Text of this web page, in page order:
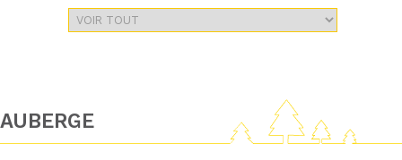
AUBERGE